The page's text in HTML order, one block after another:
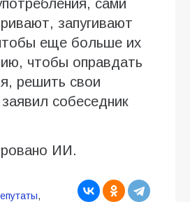
сами
запугивают
еще больше их
чтобы оправдать
решить свои
собеседник
ИИ.
,